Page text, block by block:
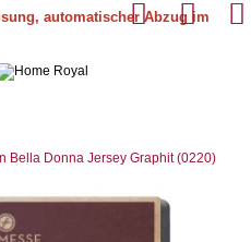
automatischer Abzug im
Bella Donna Jersey Graphit (0220)